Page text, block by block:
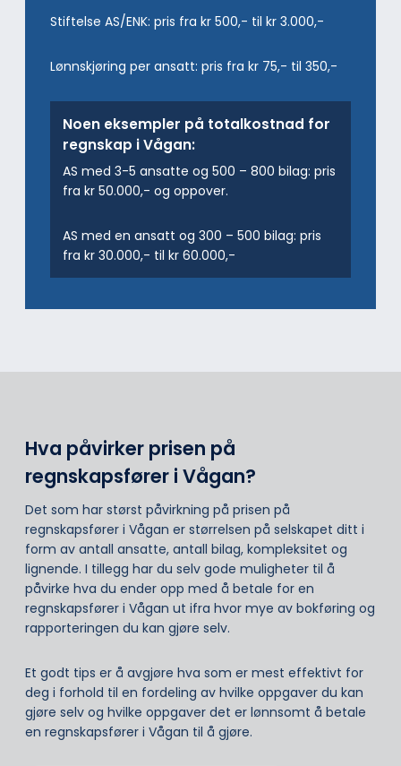
Stiftelse AS/ENK: pris fra kr 500,- til kr 3.000,-
Lønnskjøring per ansatt: pris fra kr 75,- til 350,-
Noen eksempler på totalkostnad for
regnskap i Vågan:
AS med 3-5 ansatte og 500 – 800 bilag: pris
fra kr 50.000,- og oppover.
AS med en ansatt og 300 – 500 bilag: pris
fra kr 30.000,- til kr 60.000,-
Hva påvirker prisen på
regnskapsfører i Vågan?
Det som har størst påvirkning på prisen på
regnskapsfører i Vågan er størrelsen på selskapet ditt i
form av antall ansatte, antall bilag, kompleksitet og
lignende. I tillegg har du selv gode muligheter til å
påvirke hva du ender opp med å betale for en
regnskapsfører i Vågan ut ifra hvor mye av bokføring og
rapporteringen du kan gjøre selv.
Et godt tips er å avgjøre hva som er mest effektivt for
deg i forhold til en fordeling av hvilke oppgaver du kan
gjøre selv og hvilke oppgaver det er lønnsomt å betale
en regnskapsfører i Vågan til å gjøre.